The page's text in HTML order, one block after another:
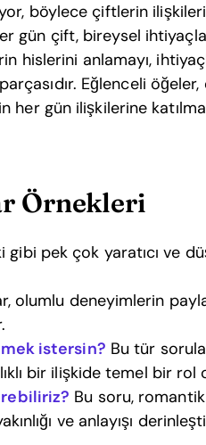
böylece çiftlerin
gün çift, bireysel
hislerini anlamayı,
Eğlenceli
her gün ilişkilerine
Örnekleri
pek çok yaratıcı ve
olumlu deneyimlerin
istersin? Bu tür
bir ilişkide temel bir rol
Bu soru,
ve anlayışı